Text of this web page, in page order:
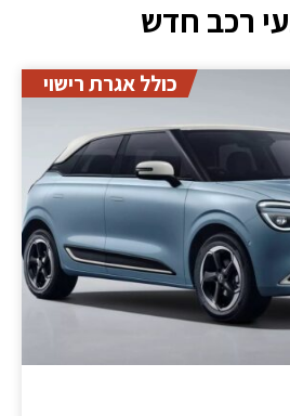
רכב חדש
כולל אגרת רישוי